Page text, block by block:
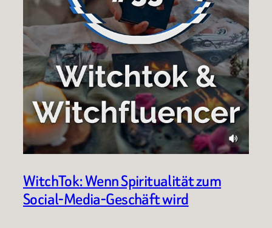
WitchTok: Wenn Spiritualität zum
Social-Media-Geschäft wird